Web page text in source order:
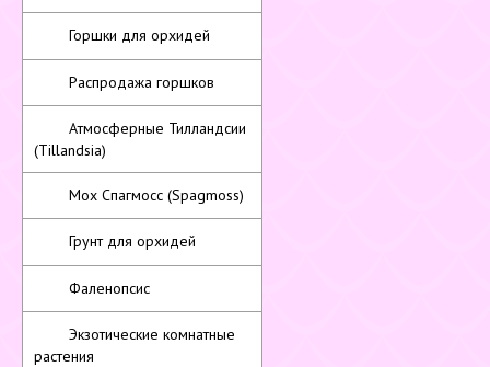
Горшки для орхидей
Распродажа горшков
Атмосферные Тилландсии
(Tillandsia)
Мох Спагмосс (Spagmoss)
Грунт для орхидей
Фаленопсис
Экзотические комнатные
растения